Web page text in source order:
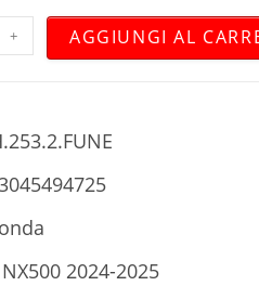
+ AGGIUNGI AL
2024-2025